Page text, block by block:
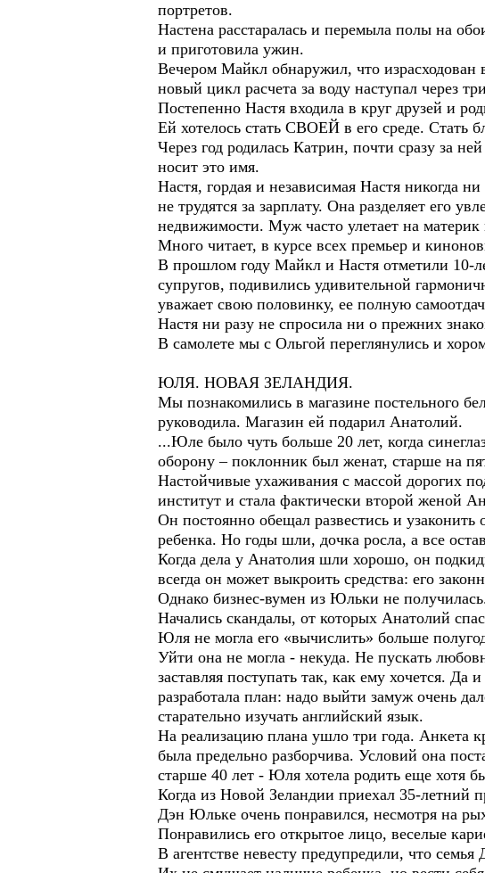
портретов.
Настена расстаралась и перемыла полы на
и приготовила ужин.
Вечером Майкл обнаружил, что
новый цикл расчета за воду наступал через
Постепенно Настя входила в круг друзей и
Ей хотелось стать СВОЕЙ в его среде. Стать
Через год родилась Катрин, почти сразу за
носит это имя.
Настя, гордая и независимая Настя никогда
не трудятся за зарплату. Она разделяет его
недвижимости. Муж часто улетает на
Много читает, в курсе всех премьер и
В прошлом году Майкл и Настя отметили 10-
супругов, подивились удивительной
уважает свою половинку, ее полную
Настя ни разу не спросила ни о прежних
В самолете мы с Ольгой переглянулись и
ЮЛЯ. НОВАЯ ЗЕЛАНДИЯ.
Мы познакомились в магазине постельного
руководила. Магазин ей подарил Анатолий.
...Юле было чуть больше 20 лет, когда
оборону – поклонник был женат, старше на
Настойчивые ухаживания с массой дорогих
институт и стала фактически второй женой
Он постоянно обещал развестись и
ребенка. Но годы шли, дочка росла, а все
Когда дела у Анатолия шли хорошо, он
всегда он может выкроить средства: его
Однако бизнес-вумен из Юльки не
Начались скандалы, от которых Анатолий
Юля не могла его «вычислить» больше
Уйти она не могла - некуда. Не пускать
заставляя поступать так, как ему хочется.
разработала план: надо выйти замуж очень
старательно изучать английский язык.
На реализацию плана ушло три года. Анкета
была предельно разборчива. Условий она
старше 40 лет - Юля хотела родить еще хотя
Когда из Новой Зеландии приехал 35-летний
Дэн Юльке очень понравился, несмотря на
Понравились его открытое лицо, веселые
В агентстве невесту предупредили, что